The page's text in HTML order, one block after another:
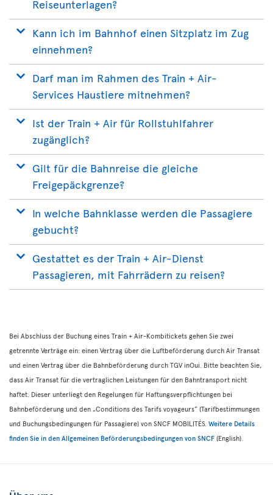
Reiseunterlagen?
Kann ich im Bahnhof einen Sitzplatz im Zug
einnehmen?
Darf man im Rahmen des Train + Air-
Services Haustiere mitnehmen?
Ist der Train + Air für Rollstuhlfahrer
zugänglich?
Gilt für die Bahnreise die gleiche
Freigepäckgrenze?
In welche Bahnklasse werden die Passagiere
gebucht?
Gestattet es der Train + Air-Dienst
Passagieren, mit Fahrrädern zu reisen?
Bei Abschluss der Buchung eines Train + Air-Kombitickets gehen Sie zwei
getrennte Verträge ein: einen Vertrag über die Luftbeförderung durch Air Transat
und einen Vertrag über die Bahnbeförderung durch TGV inOui. Bitte beachten Sie,
dass Air Transat für die vertraglichen Leistungen für den Bahntransport nicht
haftet. Dieser unterliegt den Regelungen für Haftungsverpflichtungen bei
Bahnbeförderung und den „Conditions des Tarifs voyageurs” (Tarifbestimmungen
und Buchungsbedingungen für Passagiere) von SNCF MOBILITÉS. Weitere Details
finden Sie in den Allgemeinen Beförderungsbedingungen von SNCF (English).